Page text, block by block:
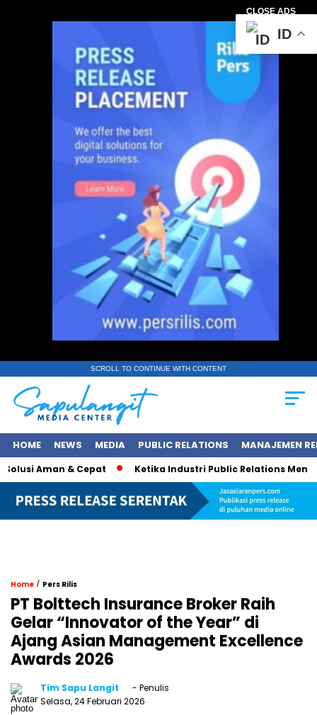
CLOSE ADS
SCROLL TO CONTINUE WITH CONTENT
HOME NEWS MEDIA PUBLIC RELATIONS MANAJEMEN
Aman & Cepat Ketika Industri Public Relations Mencari
Home / Pers Rilis
PT Bolttech Insurance Broker Raih
Gelar “Innovator of the Year” di
Ajang Asian Management Excellence
Awards 2026
Tim Sapu Langit
- Penulis
Selasa, 24 Februari 2026
ID